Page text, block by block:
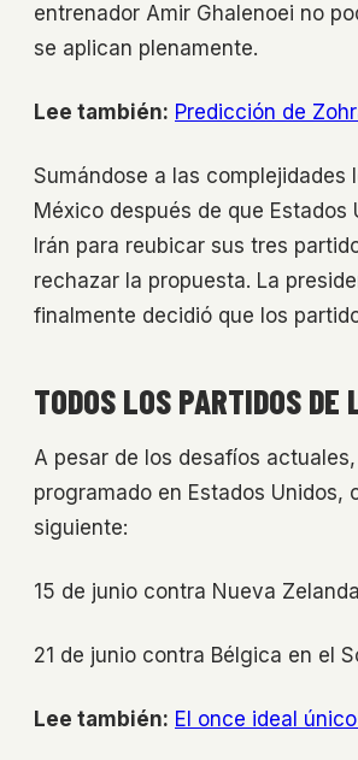
entrenador Amir Ghalenoei no
se aplican plenamente.
Lee también: Predicción de
Sumándose a las complejidades
México después de que
Irán para reubicar sus tres
rechazar la propuesta. La
finalmente decidió que los
TODOS LOS PARTIDOS DE
A pesar de los desafíos
programado en Estados
siguiente:
15 de junio contra Nueva
21 de junio contra Bélgica en el
Lee también: El once ideal